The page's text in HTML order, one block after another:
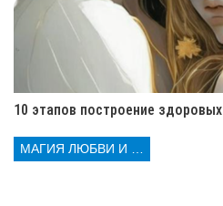
Вы стремитесь к честности и
скрытности. Дети могут
поддержку.
Семейные особенности
🌿 Любовь к обмену
10 этапов построение